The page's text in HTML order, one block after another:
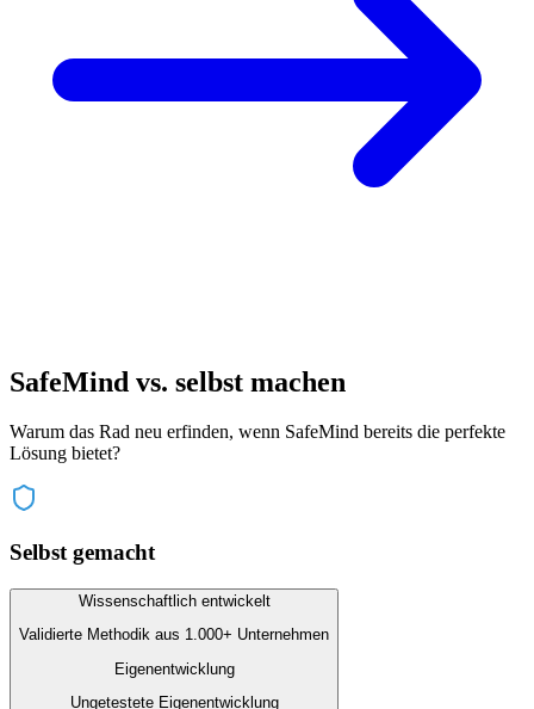
SafeMind vs. selbst machen
Warum das Rad neu erfinden, wenn SafeMind bereits die perfekte
Lösung bietet?
Selbst gemacht
Wissenschaftlich entwickelt
Validierte Methodik aus 1.000+ Unternehmen
Eigenentwicklung
Ungetestete Eigenentwicklung